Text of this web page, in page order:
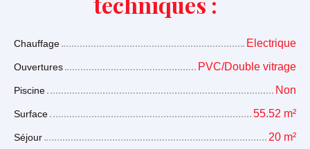
Chauffage Electrique
Ouvertures PVC/Double vitrage
Piscine Non
Surface 55.52 m²
Séjour 20 m²